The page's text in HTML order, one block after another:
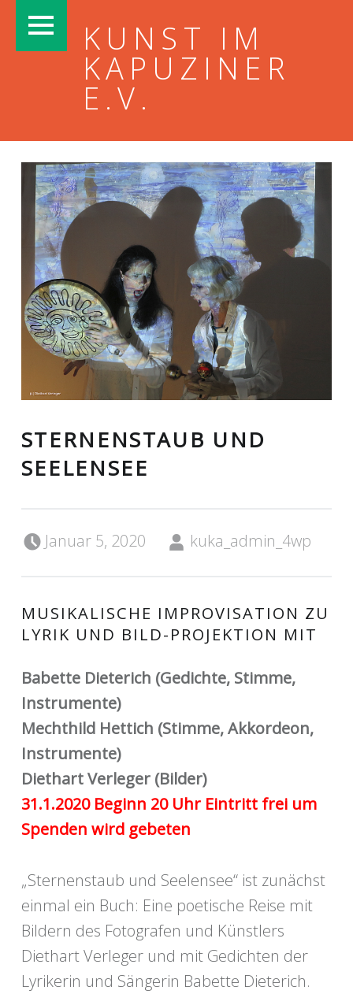
KUNST IM
KAPUZINER
E.V.
STERNENSTAUB UND
SEELENSEE
Januar 5, 2020 kuka_admin_4wp
MUSIKALISCHE IMPROVISATION ZU
LYRIK UND BILD-PROJEKTION MIT
Babette Dieterich (Gedichte, Stimme,
Instrumente)
Mechthild Hettich (Stimme, Akkordeon,
Instrumente)
Diethart Verleger (Bilder)
31.1.2020 Beginn 20 Uhr Eintritt frei um
Spenden wird gebeten
„Sternenstaub und Seelensee“ ist zunächst
einmal ein Buch: Eine poetische Reise mit
Bildern des Fotografen und Künstlers
Diethart Verleger und mit Gedichten der
Lyrikerin und Sängerin Babette Dieterich.